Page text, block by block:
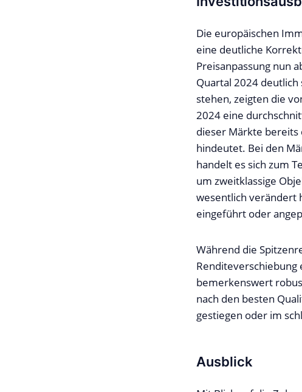
Die europäischen
eine deutliche
Preisanpassung nun
Quartal 2024 deutlich
stehen, zeigten die
2024 eine
dieser Märkte bereits
hindeutet. Bei den
handelt es sich zum
um zweitklassige
wesentlich verändert
eingeführt oder
Während die
bemerkenswert
nach den besten
gestiegen oder im
Ausblick